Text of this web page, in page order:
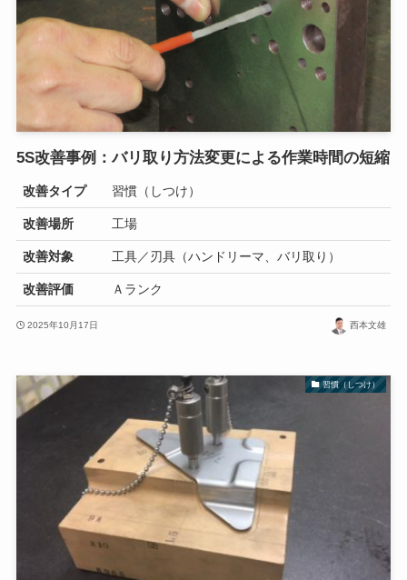
5S改善事例：バリ取り方法変更による作業時間の短縮
改善タイプ 習慣（しつけ）
改善場所 工場
改善対象 工具／刃具（ハンドリーマ、バリ取り）
改善評価 Ａランク
2025年10月17日 西本文雄
習慣（しつけ）